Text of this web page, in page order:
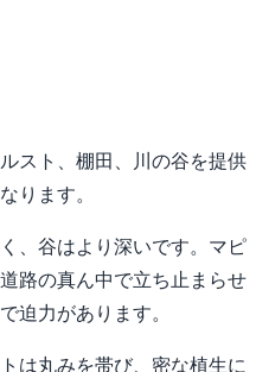
スト、棚田、川の谷を提供
ります。
、谷はより深いです。マピ
路の真ん中で立ち止まらせ
迫力があります。
は丸みを帯び、密な植生に